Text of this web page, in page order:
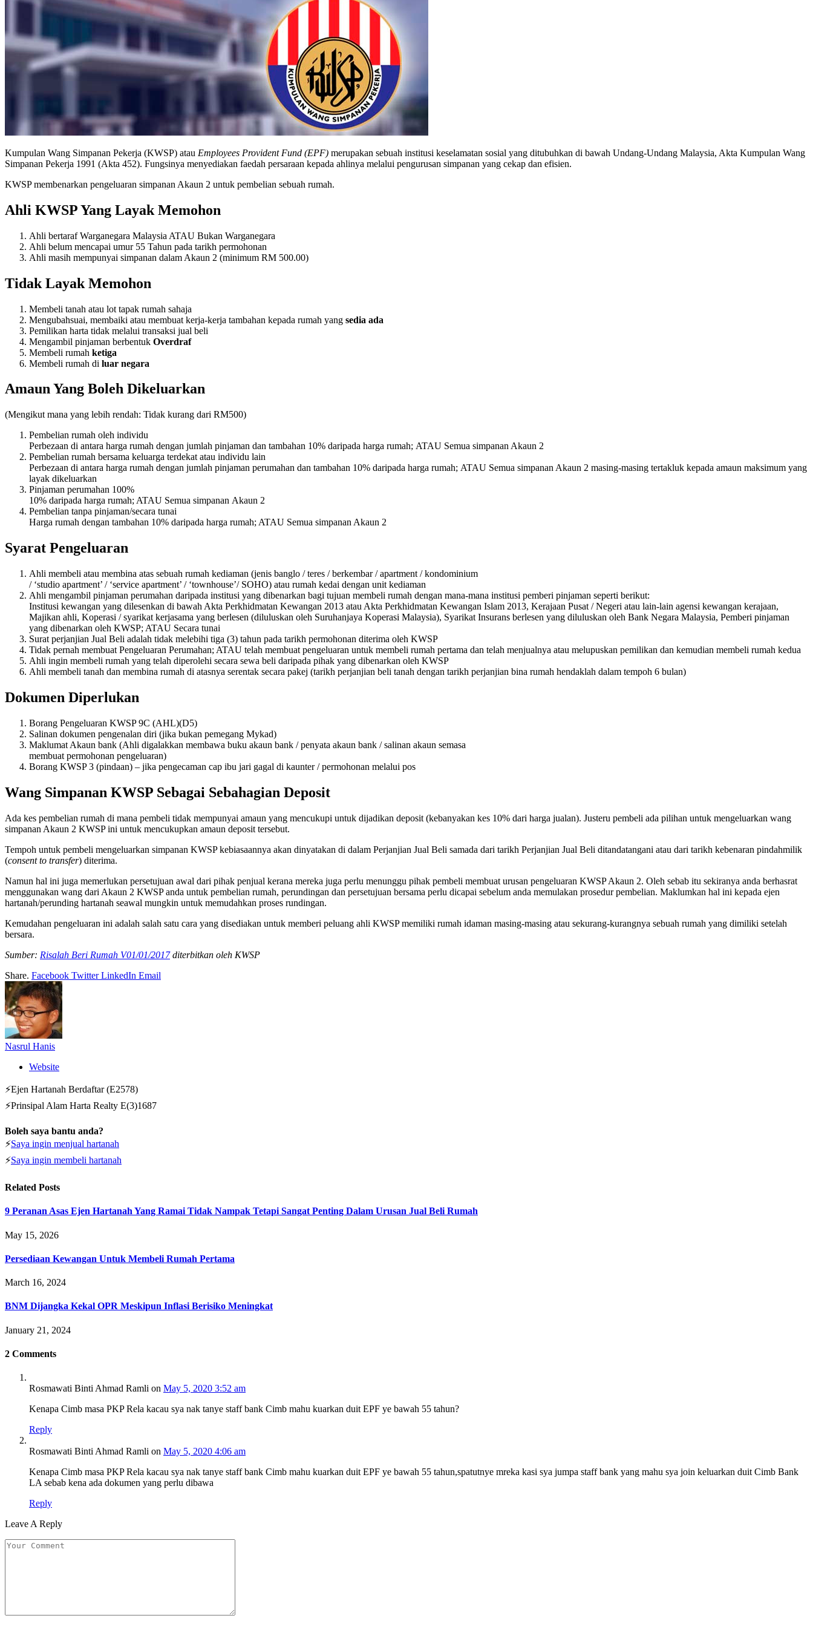
Kumpulan Wang Simpanan Pekerja (KWSP) atau Employees Provident Fund (EPF) merupakan sebuah institusi keselamatan sosial yang ditubuhkan di bawah Undang-Undang Malaysia, Akta Kumpulan Wang
Simpanan Pekerja 1991 (Akta 452). Fungsinya menyediakan faedah persaraan kepada ahlinya melalui pengurusan simpanan yang cekap dan efisien.
KWSP membenarkan pengeluaran simpanan Akaun 2 untuk pembelian sebuah rumah.
Ahli KWSP Yang Layak Memohon
Ahli bertaraf Warganegara Malaysia ATAU Bukan Warganegara
Ahli belum mencapai umur 55 Tahun pada tarikh permohonan
Ahli masih mempunyai simpanan dalam Akaun 2 (minimum RM 500.00)
Tidak Layak Memohon
Membeli tanah atau lot tapak rumah sahaja
Mengubahsuai, membaiki atau membuat kerja-kerja tambahan kepada rumah yang sedia ada
Pemilikan harta tidak melalui transaksi jual beli
Mengambil pinjaman berbentuk Overdraf
Membeli rumah ketiga
Membeli rumah di luar negara
Amaun Yang Boleh Dikeluarkan
(Mengikut mana yang lebih rendah: Tidak kurang dari RM500)
Pembelian rumah oleh individu
Perbezaan di antara harga rumah dengan jumlah pinjaman dan tambahan 10% daripada harga rumah; ATAU Semua simpanan Akaun 2
Pembelian rumah bersama keluarga terdekat atau individu lain
Perbezaan di antara harga rumah dengan jumlah pinjaman perumahan dan tambahan 10% daripada harga rumah; ATAU Semua simpanan Akaun 2 masing-masing tertakluk kepada amaun maksimum yang
layak dikeluarkan
Pinjaman perumahan 100%
10% daripada harga rumah; ATAU Semua simpanan Akaun 2
Pembelian tanpa pinjaman/secara tunai
Harga rumah dengan tambahan 10% daripada harga rumah; ATAU Semua simpanan Akaun 2
Syarat Pengeluaran
Ahli membeli atau membina atas sebuah rumah kediaman (jenis banglo / teres / berkembar / apartment / kondominium
/ ‘studio apartment’ / ‘service apartment’ / ‘townhouse’/ SOHO) atau rumah kedai dengan unit kediaman
Ahli mengambil pinjaman perumahan daripada institusi yang dibenarkan bagi tujuan membeli rumah dengan mana-mana institusi pemberi pinjaman seperti berikut:
Institusi kewangan yang dilesenkan di bawah Akta Perkhidmatan Kewangan 2013 atau Akta Perkhidmatan Kewangan Islam 2013, Kerajaan Pusat / Negeri atau lain-lain agensi kewangan kerajaan,
Majikan ahli, Koperasi / syarikat kerjasama yang berlesen (diluluskan oleh Suruhanjaya Koperasi Malaysia), Syarikat Insurans berlesen yang diluluskan oleh Bank Negara Malaysia, Pemberi pinjaman
yang dibenarkan oleh KWSP; ATAU Secara tunai
Surat perjanjian Jual Beli adalah tidak melebihi tiga (3) tahun pada tarikh permohonan diterima oleh KWSP
Tidak pernah membuat Pengeluaran Perumahan; ATAU telah membuat pengeluaran untuk membeli rumah pertama dan telah menjualnya atau melupuskan pemilikan dan kemudian membeli rumah kedua
Ahli ingin membeli rumah yang telah diperolehi secara sewa beli daripada pihak yang dibenarkan oleh KWSP
Ahli membeli tanah dan membina rumah di atasnya serentak secara pakej (tarikh perjanjian beli tanah dengan tarikh perjanjian bina rumah hendaklah dalam tempoh 6 bulan)
Dokumen Diperlukan
Borang Pengeluaran KWSP 9C (AHL)(D5)
Salinan dokumen pengenalan diri (jika bukan pemegang Mykad)
Maklumat Akaun bank (Ahli digalakkan membawa buku akaun bank / penyata akaun bank / salinan akaun semasa
membuat permohonan pengeluaran)
Borang KWSP 3 (pindaan) – jika pengecaman cap ibu jari gagal di kaunter / permohonan melalui pos
Wang Simpanan KWSP Sebagai Sebahagian Deposit
Ada kes pembelian rumah di mana pembeli tidak mempunyai amaun yang mencukupi untuk dijadikan deposit (kebanyakan kes 10% dari harga jualan). Justeru pembeli ada pilihan untuk mengeluarkan wang
simpanan Akaun 2 KWSP ini untuk mencukupkan amaun deposit tersebut.
Tempoh untuk pembeli mengeluarkan simpanan KWSP kebiasaannya akan dinyatakan di dalam Perjanjian Jual Beli samada dari tarikh Perjanjian Jual Beli ditandatangani atau dari tarikh kebenaran pindahmilik
(consent to transfer) diterima.
Namun hal ini juga memerlukan persetujuan awal dari pihak penjual kerana mereka juga perlu menunggu pihak pembeli membuat urusan pengeluaran KWSP Akaun 2. Oleh sebab itu sekiranya anda berhasrat
menggunakan wang dari Akaun 2 KWSP anda untuk pembelian rumah, perundingan dan persetujuan bersama perlu dicapai sebelum anda memulakan prosedur pembelian. Maklumkan hal ini kepada ejen
hartanah/perunding hartanah seawal mungkin untuk memudahkan proses rundingan.
Kemudahan pengeluaran ini adalah salah satu cara yang disediakan untuk memberi peluang ahli KWSP memiliki rumah idaman masing-masing atau sekurang-kurangnya sebuah rumah yang dimiliki setelah
bersara.
Sumber: Risalah Beri Rumah V01/01/2017diterbitkan oleh KWSP
Share. Facebook Twitter LinkedIn Email
Nasrul Hanis
Website
⚡Ejen Hartanah Berdaftar (E2578)
⚡Prinsipal Alam Harta Realty E(3)1687
Boleh saya bantu anda?
⚡Saya ingin menjual hartanah
⚡Saya ingin membeli hartanah
Related Posts
9 Peranan Asas Ejen Hartanah Yang Ramai Tidak Nampak Tetapi Sangat Penting Dalam Urusan Jual Beli Rumah
May 15, 2026
Persediaan Kewangan Untuk Membeli Rumah Pertama
March 16, 2024
BNM Dijangka Kekal OPR Meskipun Inflasi Berisiko Meningkat
January 21, 2024
2 Comments
Rosmawati Binti Ahmad Ramli on May 5, 2020 3:52 am
Kenapa Cimb masa PKP Rela kacau sya nak tanye staff bank Cimb mahu kuarkan duit EPF ye bawah 55 tahun?
Reply
Rosmawati Binti Ahmad Ramli on May 5, 2020 4:06 am
Kenapa Cimb masa PKP Rela kacau sya nak tanye staff bank Cimb mahu kuarkan duit EPF ye bawah 55 tahun,spatutnye mreka kasi sya jumpa staff bank yang mahu sya join keluarkan duit Cimb Bank
LA sebab kena ada dokumen yang perlu dibawa
Reply
Leave A Reply